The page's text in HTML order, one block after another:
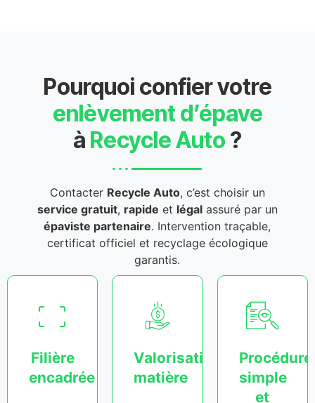
Pourquoi confier votre
enlèvement d’épave
à Recycle Auto ?
Contacter Recycle Auto, c’est choisir un
service gratuit, rapide et légalassuré par un
épaviste partenaire. Intervention traçable,
certificat officiel et recyclage écologique
garantis.
Filière
encadrée
Valorisation
matière
Procédure
simple
et